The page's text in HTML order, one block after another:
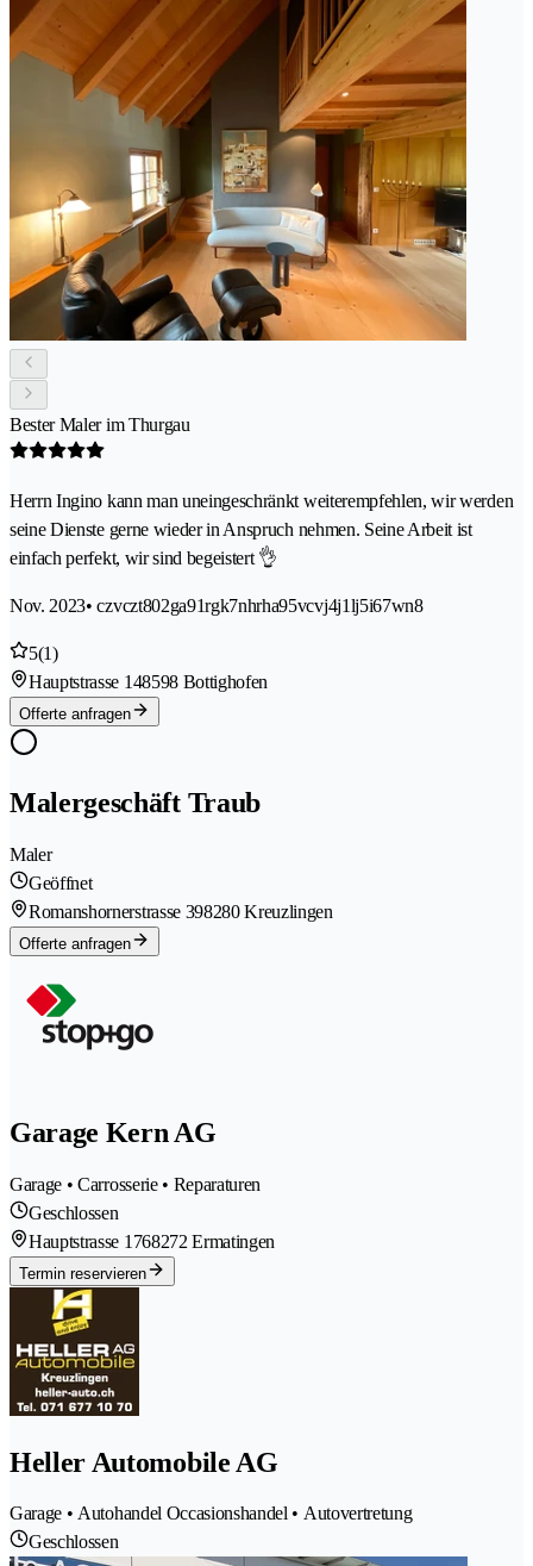
Bester Maler im Thurgau
Herrn Ingino kann man uneingeschränkt weiterempfehlen, wir werden
seine Dienste gerne wieder in Anspruch nehmen. Seine Arbeit ist
einfach perfekt, wir sind begeistert 👌
Nov. 2023• czvczt802ga91rgk7nhrha95vcvj4j1lj5i67wn8
5(1)
Hauptstrasse 148598 Bottighofen
Offerte anfragen
Malergeschäft Traub
Maler
Geöffnet
Romanshornerstrasse 398280 Kreuzlingen
Offerte anfragen
Garage Kern AG
Garage • Carrosserie • Reparaturen
Geschlossen
Hauptstrasse 1768272 Ermatingen
Termin reservieren
Heller Automobile AG
Garage • Autohandel Occasionshandel • Autovertretung
Geschlossen